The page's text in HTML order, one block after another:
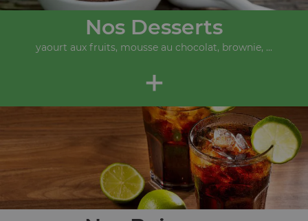
Nos Desserts
yaourt aux fruits, mousse au chocolat, brownie, ...
+